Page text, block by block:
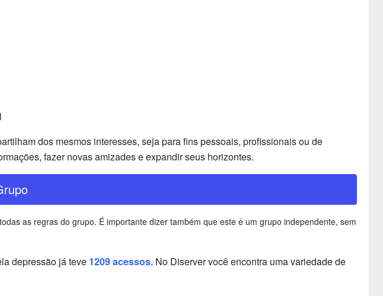
dos mesmos interesses, seja para fins pessoais, profissionais ou de
fazer novas amizades e expandir seus horizontes.
as regras do grupo. É importante dizer também que este é um grupo independente, sem
depressão já teve 1209 acessos. No Diserver você encontra uma variedade de